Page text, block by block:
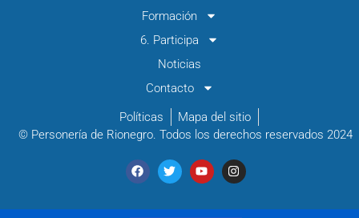
Formación
6. Participa
Noticias
Contacto
Políticas
Mapa del sitio
© Personería de Rionegro. Todos los derechos reservados 2024